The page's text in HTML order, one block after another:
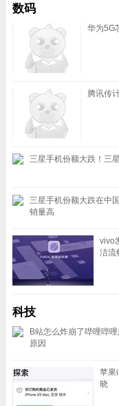
数码
华为5G
腾讯传
三星手机份额大跌！三
三星手机份额大跌在中
销量高
vivo
洁流
科技
B站怎么炸崩了哔哩哔
原因
苹果
晓